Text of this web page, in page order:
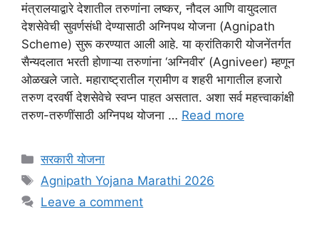
मंत्रालयाद्वारे देशातील तरुणांना लष्कर, नौदल आणि वायुदलात
देशसेवेची सुवर्णसंधी देण्यासाठी अग्निपथ योजना (Agnipath
Scheme) सुरू करण्यात आली आहे. या क्रांतिकारी योजनेंतर्गत
सैन्यदलात भरती होणाऱ्या तरुणांना ‘अग्निवीर’ (Agniveer) म्हणून
ओळखले जाते. महाराष्ट्रातील ग्रामीण व शहरी भागातील हजारो
तरुण दरवर्षी देशसेवेचे स्वप्न पाहत असतात. अशा सर्व महत्त्वाकांक्षी
तरुण-तरुणींसाठी अग्निपथ योजना … Read more
Categories
सरकारी योजना
Tags
Agnipath Yojana Marathi 2026
Leave a comment